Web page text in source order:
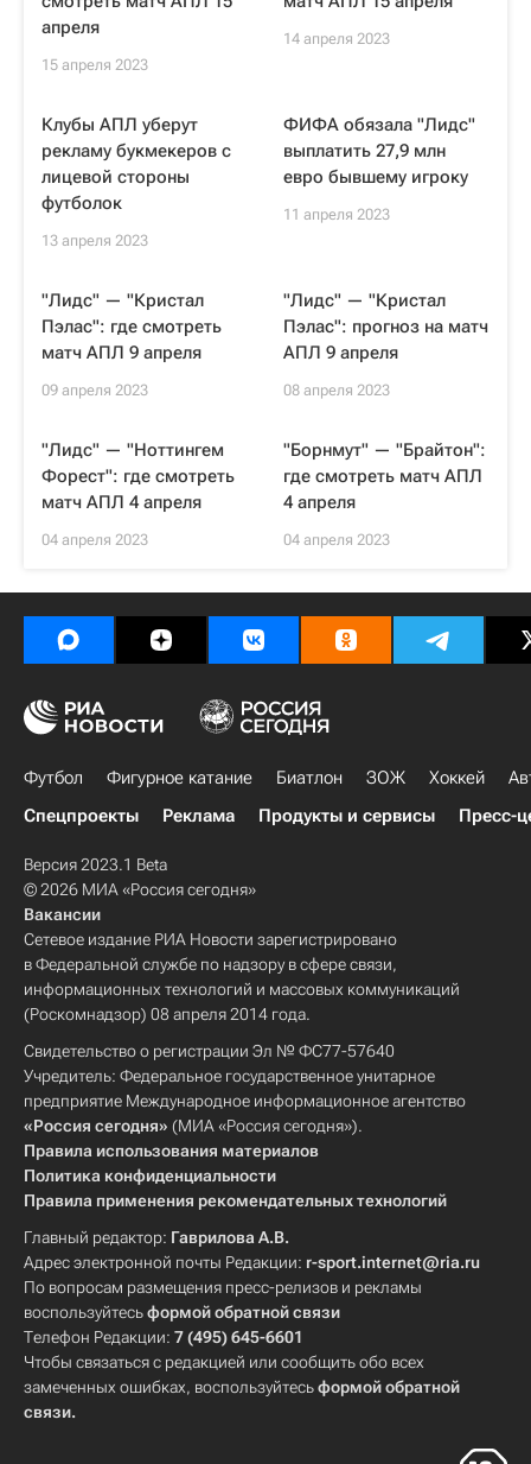
апреля
15 апреля 2023
14 апреля 2023
Клубы АПЛ уберут
рекламу букмекеров с
лицевой стороны
футболок
13 апреля 2023
ФИФА обязала "Лидс"
выплатить 27,9 млн
евро бывшему игроку
11 апреля 2023
"Лидс" — "Кристал
Пэлас": где смотреть
матч АПЛ 9 апреля
09 апреля 2023
"Лидс" — "Кристал
Пэлас": прогноз на матч
АПЛ 9 апреля
08 апреля 2023
"Лидс" — "Ноттингем
Форест": где смотреть
матч АПЛ 4 апреля
04 апреля 2023
"Борнмут" — "Брайтон":
где смотреть матч АПЛ
4 апреля
04 апреля 2023
Футбол Фигурное катание Биатлон ЗОЖ Хоккей
Спецпроекты
Реклама Продукты и сервисы Пресс-
Версия 2023.1 Beta
© 2026 МИА «Россия сегодня»
Вакансии
Сетевое издание РИА Новости зарегистрировано
в Федеральной службе по надзору в сфере связи,
информационных технологий и массовых коммуникаций
(Роскомнадзор) 08 апреля 2014 года.
Свидетельство о регистрации Эл № ФС77-57640
Учредитель: Федеральное государственное унитарное
предприятие Международное информационное агентство
«Россия сегодня» (МИА «Россия сегодня»).
Правила использования материалов
Политика конфиденциальности
Правила применения рекомендательных технологий
Главный редактор: Гаврилова А.В.
Адрес электронной почты Редакции: r-sport.internet@ria.ru
По вопросам размещения пресс-релизов и рекламы
воспользуйтесьформой обратной связи
Телефон Редакции: 7 (495) 645-6601
Чтобы связаться с редакцией или сообщить обо всех
замеченных ошибках, воспользуйтесьформой обратной
связи.